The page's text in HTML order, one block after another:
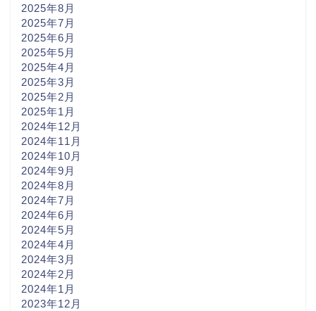
2025年8月
2025年7月
2025年6月
2025年5月
2025年4月
2025年3月
2025年2月
2025年1月
2024年12月
2024年11月
2024年10月
2024年9月
2024年8月
2024年7月
2024年6月
2024年5月
2024年4月
2024年3月
2024年2月
2024年1月
2023年12月